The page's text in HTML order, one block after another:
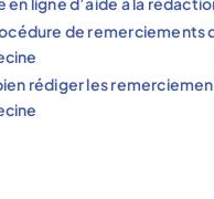
de remerciements
rédiger les